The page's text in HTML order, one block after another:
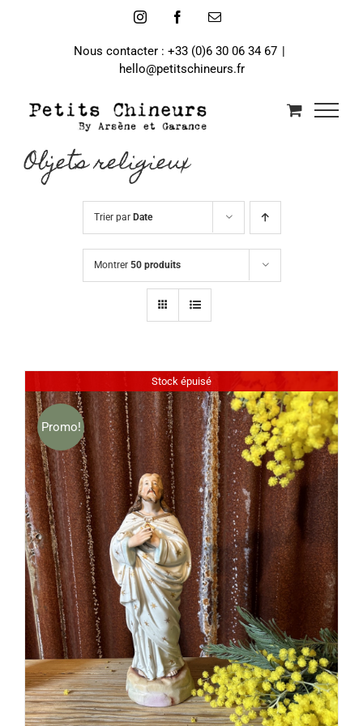
InstagramFacebookEmail
Nous contacter : +33 (0)6 30 06 34 67 |
hello@petitschineurs.fr
Objets religieux
Trier par Date
Montrer 50 produits
Stock épuisé
Promo!
DÉTAILS